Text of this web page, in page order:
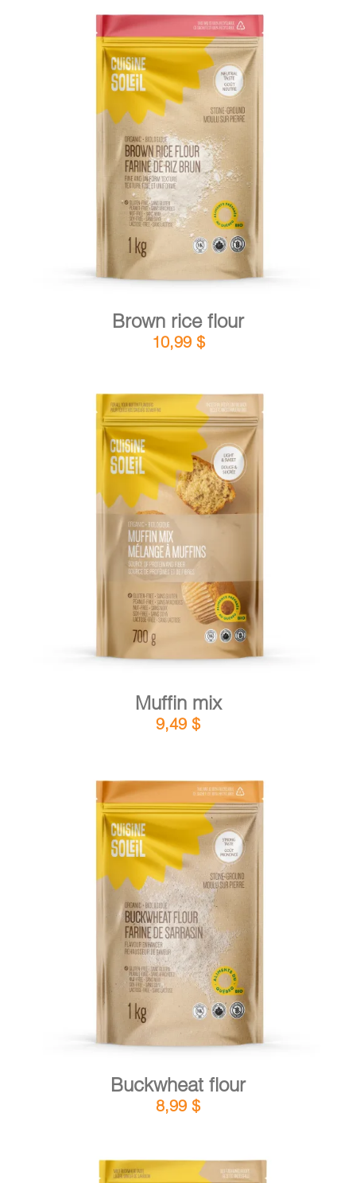
ADD TO CART / DETAILS
Brown rice flour
10,99 $
ADD TO CART
Muffin mix
9,49 $
ADD TO CART / DETAILS
Buckwheat flour
8,99 $